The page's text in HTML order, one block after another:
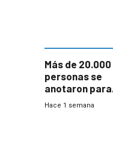
Más de 20.000
personas se
anotaron para
las pruebas
Hace 1 semana